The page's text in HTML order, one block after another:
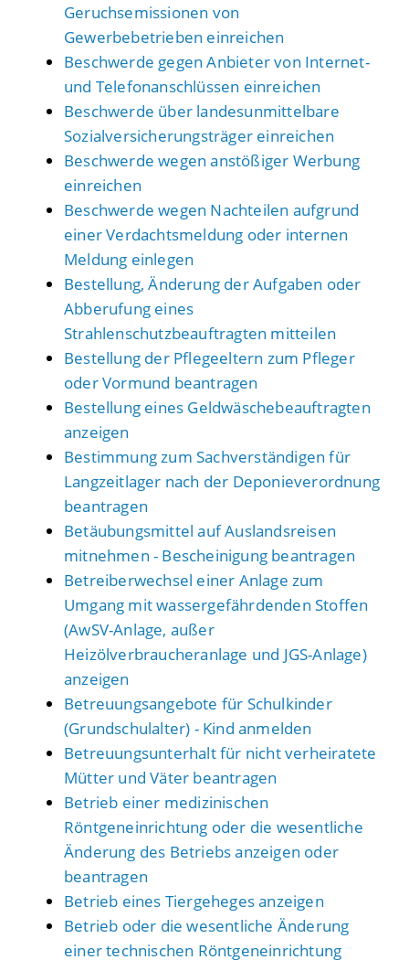
Geruchsemissionen von
Gewerbebetrieben einreichen
Beschwerde gegen Anbieter von Internet-
und Telefonanschlüssen einreichen
Beschwerde über landesunmittelbare
Sozialversicherungsträger einreichen
Beschwerde wegen anstößiger Werbung
einreichen
Beschwerde wegen Nachteilen aufgrund
einer Verdachtsmeldung oder internen
Meldung einlegen
Bestellung, Änderung der Aufgaben oder
Abberufung eines
Strahlenschutzbeauftragten mitteilen
Bestellung der Pflegeeltern zum Pfleger
oder Vormund beantragen
Bestellung eines Geldwäschebeauftragten
anzeigen
Bestimmung zum Sachverständigen für
Langzeitlager nach der Deponieverordnung
beantragen
Betäubungsmittel auf Auslandsreisen
mitnehmen - Bescheinigung beantragen
Betreiberwechsel einer Anlage zum
Umgang mit wassergefährdenden Stoffen
(AwSV-Anlage, außer
Heizölverbraucheranlage und JGS-Anlage)
anzeigen
Betreuungsangebote für Schulkinder
(Grundschulalter) - Kind anmelden
Betreuungsunterhalt für nicht verheiratete
Mütter und Väter beantragen
Betrieb einer medizinischen
Röntgeneinrichtung oder die wesentliche
Änderung des Betriebs anzeigen oder
beantragen
Betrieb eines Tiergeheges anzeigen
Betrieb oder die wesentliche Änderung
einer technischen Röntgeneinrichtung